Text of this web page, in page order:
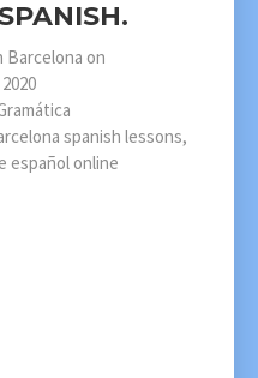
Barcelona on
spanish lessons,
español online